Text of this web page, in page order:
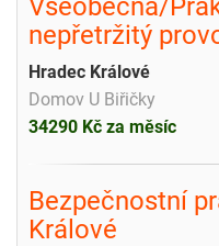
nepřetržitý
Hradec Králové
Domov U Biřičky
34290 Kč za měsíc
Bezpečnostní
Králové